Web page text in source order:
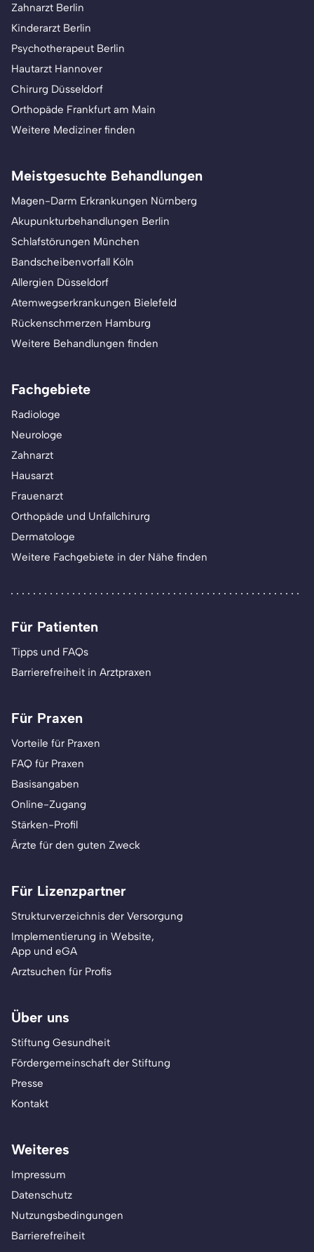
Zahnarzt Berlin
Kinderarzt Berlin
Psychotherapeut Berlin
Hautarzt Hannover
Chirurg Düsseldorf
Orthopäde Frankfurt am Main
Weitere Mediziner finden
Meistgesuchte Behandlungen
Magen-Darm Erkrankungen Nürnberg
Akupunkturbehandlungen Berlin
Schlafstörungen München
Bandscheibenvorfall Köln
Allergien Düsseldorf
Atemwegserkrankungen Bielefeld
Rückenschmerzen Hamburg
Weitere Behandlungen finden
Fachgebiete
Radiologe
Neurologe
Zahnarzt
Hausarzt
Frauenarzt
Orthopäde und Unfallchirurg
Dermatologe
Weitere Fachgebiete in der Nähe finden
Für Patienten
Tipps und FAQs
Barrierefreiheit in Arztpraxen
Für Praxen
Vorteile für Praxen
FAQ für Praxen
Basisangaben
Online-Zugang
Stärken-Profil
Ärzte für den guten Zweck
Für Lizenzpartner
Strukturverzeichnis der Versorgung
Implementierung in Website,
App und eGA
Arztsuchen für Profis
Über uns
Stiftung Gesundheit
Fördergemeinschaft der Stiftung
Presse
Kontakt
Weiteres
Impressum
Datenschutz
Nutzungsbedingungen
Barrierefreiheit